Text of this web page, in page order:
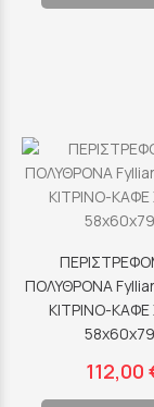
ΠΟΛΥΘΡΟΝΑ
ΚΙΤΡΙΝΟ-
112,00